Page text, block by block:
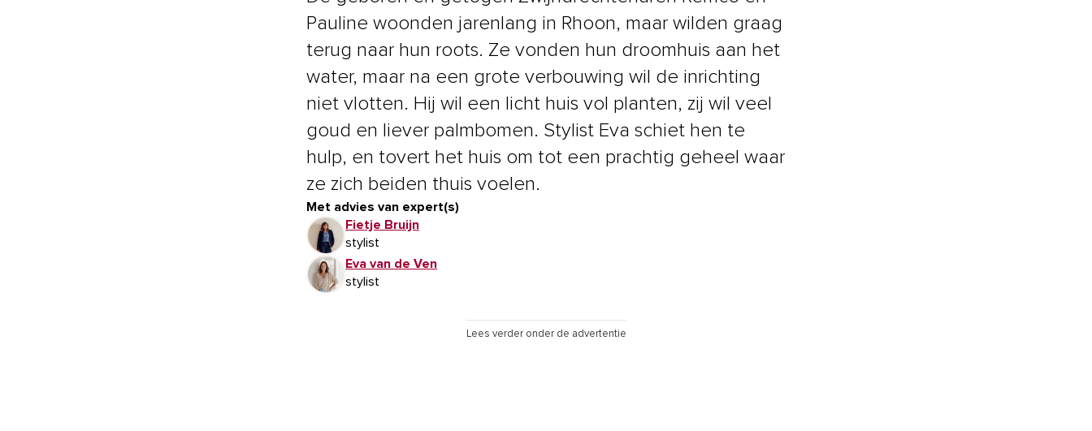
Pauline woonden jarenlang in Rhoon, maar wilden graag
terug naar hun roots. Ze vonden hun droomhuis aan het
water, maar na een grote verbouwing wil de inrichting
niet vlotten. Hij wil een licht huis vol planten, zij wil veel
goud en liever palmbomen. Stylist Eva schiet hen te
hulp, en tovert het huis om tot een prachtig geheel waar
ze zich beiden thuis voelen.
Met advies van expert(s)
Fietje Bruijn
stylist
Eva van de Ven
stylist
Lees verder onder de advertentie